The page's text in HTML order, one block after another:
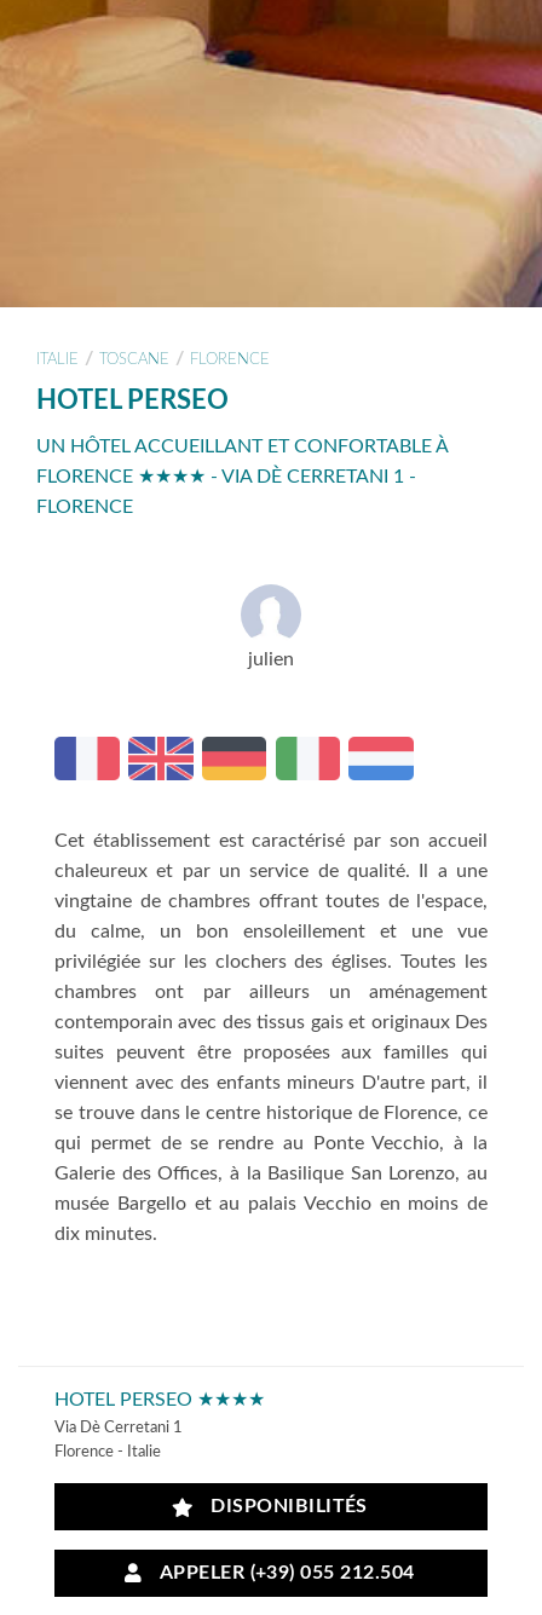
ITALIE / TOSCANE / FLORENCE
HOTEL PERSEO
UN HÔTEL ACCUEILLANT ET CONFORTABLE À
FLORENCE ★★★★ - VIA DÈ CERRETANI 1 -
FLORENCE
julien
Cet établissement est caractérisé par son accueil
chaleureux et par un service de qualité. Il a une
vingtaine de chambres offrant toutes de l'espace,
du calme, un bon ensoleillement et une vue
privilégiée sur les clochers des églises. Toutes les
chambres ont par ailleurs un aménagement
contemporain avec des tissus gais et originaux Des
suites peuvent être proposées aux familles qui
viennent avec des enfants mineurs D'autre part, il
se trouve dans le centre historique de Florence, ce
qui permet de se rendre au Ponte Vecchio, à la
Galerie des Offices, à la Basilique San Lorenzo, au
musée Bargello et au palais Vecchio en moins de
dix minutes.
HOTEL PERSEO ★★★★
Via Dè Cerretani 1
Florence - Italie
DISPONIBILITÉS
APPELER (+39) 055 212.504